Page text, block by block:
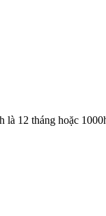
12 tháng hoặc